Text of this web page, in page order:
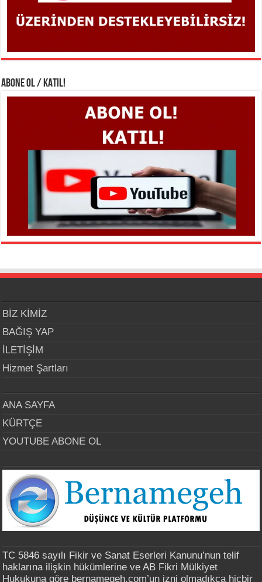
ABONE OL / KATIL!
BİZ KİMİZ
BAĞIŞ YAP
İLETİŞİM
Hizmet Şartları
ANA SAYFA
KÜRTÇE
YOUTUBE ABONE OL
TC 5846 sayılı Fikir ve Sanat Eserleri Kanunu’nun telif
haklarına ilişkin hükümlerine ve AB Fikri Mülkiyet
Hukukuna göre bernamegeh.com’un izni olmadıkça hiçbir